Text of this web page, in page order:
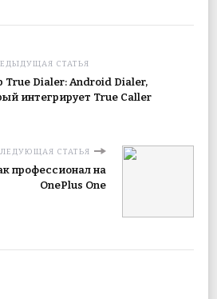
СТАТЬЯ
True Dialer: Android Dialer,
интегрирует True Caller
СТАТЬЯ
профессионал на
OnePlus One